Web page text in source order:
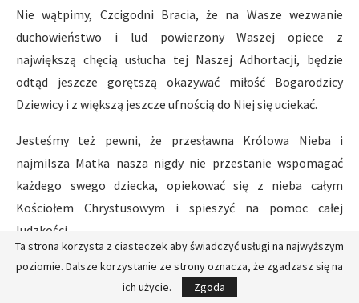
Nie wątpimy, Czcigodni Bracia, że na Wasze wezwanie
duchowieństwo i lud powierzony Waszej opiece z
największą chęcią usłucha tej Naszej Adhortacji, będzie
odtąd jeszcze gorętszą okazywać miłość Bogarodzicy
Dziewicy i z większą jeszcze ufnością do Niej się uciekać.
Jesteśmy też pewni, że przesławna Królowa Nieba i
najmilsza Matka nasza nigdy nie przestanie wspomagać
każdego swego dziecka, opiekować się z nieba całym
Kościołem Chrystusowym i spieszyć na pomoc całej
ludzkości.
W końcu jako zapowiedź darów Bożych i w dowód Naszej
życzliwości, udzielamy z serca Wam i Waszym Wiernym
Ta strona korzysta z ciasteczek aby świadczyć usługi na najwyższym
poziomie. Dalsze korzystanie ze strony oznacza, że zgadzasz się na
ich użycie.
Zgoda